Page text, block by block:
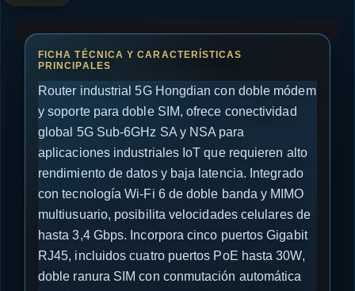
Router industrial 5G Hongdian con doble módem
y soporte para doble SIM, ofrece conectividad
global 5G Sub-6GHz SA y NSA para
aplicaciones industriales IoT que requieren alto
rendimiento de datos y baja latencia. Integrado
con tecnología Wi-Fi 6 de doble banda y MIMO
multiusuario, posibilita velocidades celulares de
hasta 3,4 Gbps. Incorpora cinco puertos Gigabit
RJ45, incluidos cuatro puertos PoE hasta 30W,
doble ranura SIM con conmutación automática